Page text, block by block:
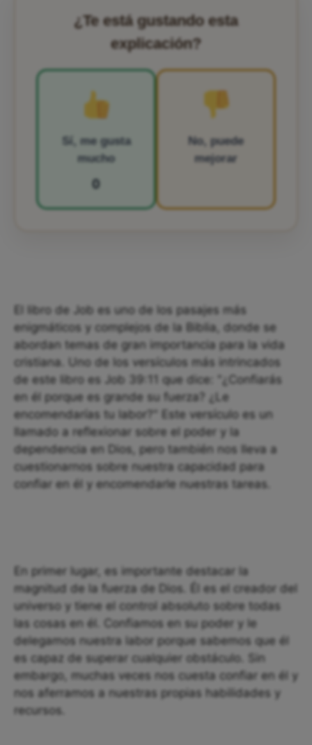
¿Te está gustando esta
explicación?
Sí, me gusta
mucho
0
No, puede
mejorar
El libro de Job es uno de los pasajes más
enigmáticos y complejos de la Biblia, donde se
abordan temas de gran importancia para la vida
cristiana. Uno de los versículos más intrincados
de este libro es Job 39:11 que dice: "¿Confiarás
en él porque es grande su fuerza? ¿Le
encomendarías tu labor?" Este versículo es un
llamado a reflexionar sobre el poder y la
dependencia en Dios, pero también nos lleva a
cuestionarnos sobre nuestra capacidad para
confiar en él y encomendarle nuestras tareas.
En primer lugar, es importante destacar la
magnitud de la fuerza de Dios. Él es el creador del
universo y tiene el control absoluto sobre todas
las cosas en él. Confiamos en su poder y le
delegamos nuestra labor porque sabemos que él
es capaz de superar cualquier obstáculo. Sin
embargo, muchas veces nos cuesta confiar en él y
nos aferramos a nuestras propias habilidades y
recursos.